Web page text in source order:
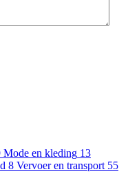
Mode en kleding 13
8 Vervoer en transport 55